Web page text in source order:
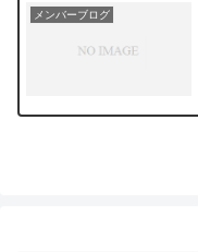
メンバーブログ